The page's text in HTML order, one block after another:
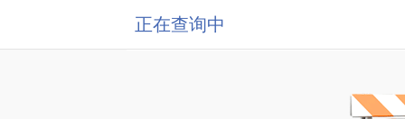
正在查询中